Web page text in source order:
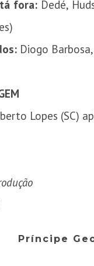
fora:Dedé,
Diogo
Lopes (SC)
Príncipe